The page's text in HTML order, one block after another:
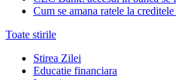
Cum se amana ratele la
Toate stirile
Stirea Zilei
Educatie financiara